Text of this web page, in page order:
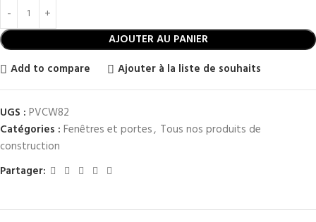
AJOUTER AU PANIER
Add to compare Ajouter à la liste de souhaits
UGS : PVCW82
Catégories : Fenêtres et portes, Tous nos produits de
construction
Partager: